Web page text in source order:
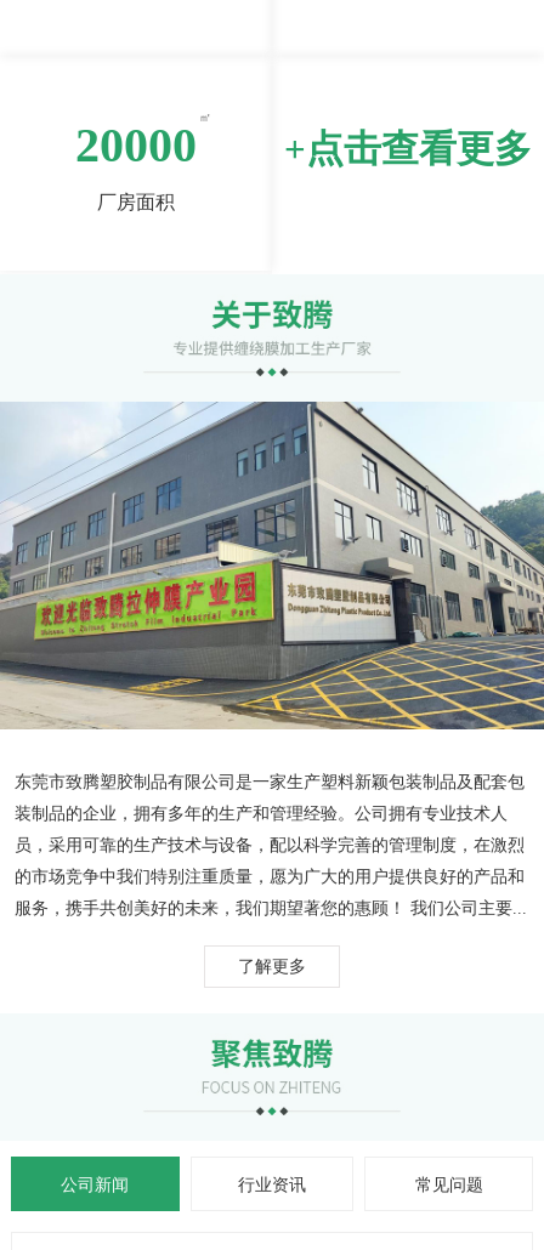
20000
厂房面积
+点击查看更多
东莞市致腾塑胶制品有限公司是一家生产塑料新颖包装制品及配套包
装制品的企业，拥有多年的生产和管理经验。公司拥有专业技术人
员，采用可靠的生产技术与设备，配以科学完善的管理制度，在激烈
的市场竞争中我们特别注重质量，愿为广大的用户提供良好的产品和
服务，携手共创美好的未来，我们期望著您的惠顾！ 我们公司主要...
了解更多
公司新闻 行业资讯 常见问题